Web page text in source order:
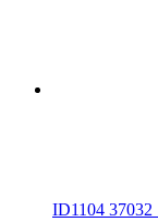
ID1104 37032